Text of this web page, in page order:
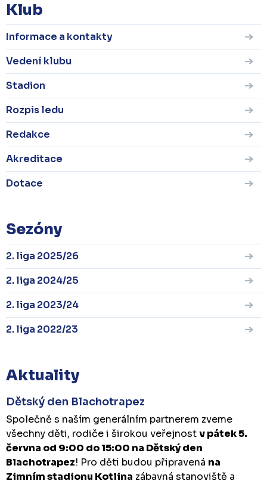
Klub
Informace a kontakty
Vedení klubu
Stadion
Rozpis ledu
Redakce
Akreditace
Dotace
Sezóny
2. liga 2025/26
2. liga 2024/25
2. liga 2023/24
2. liga 2022/23
Aktuality
Dětský den Blachotrapez
Společně s naším generálním partnerem zveme
všechny děti, rodiče i širokou veřejnostv pátek 5.
června od 9:00 do 15:00 na Dětský den
Blachotrapez! Pro děti budou připravená na
Zimním stadionu Kotlina zábavná stanoviště a